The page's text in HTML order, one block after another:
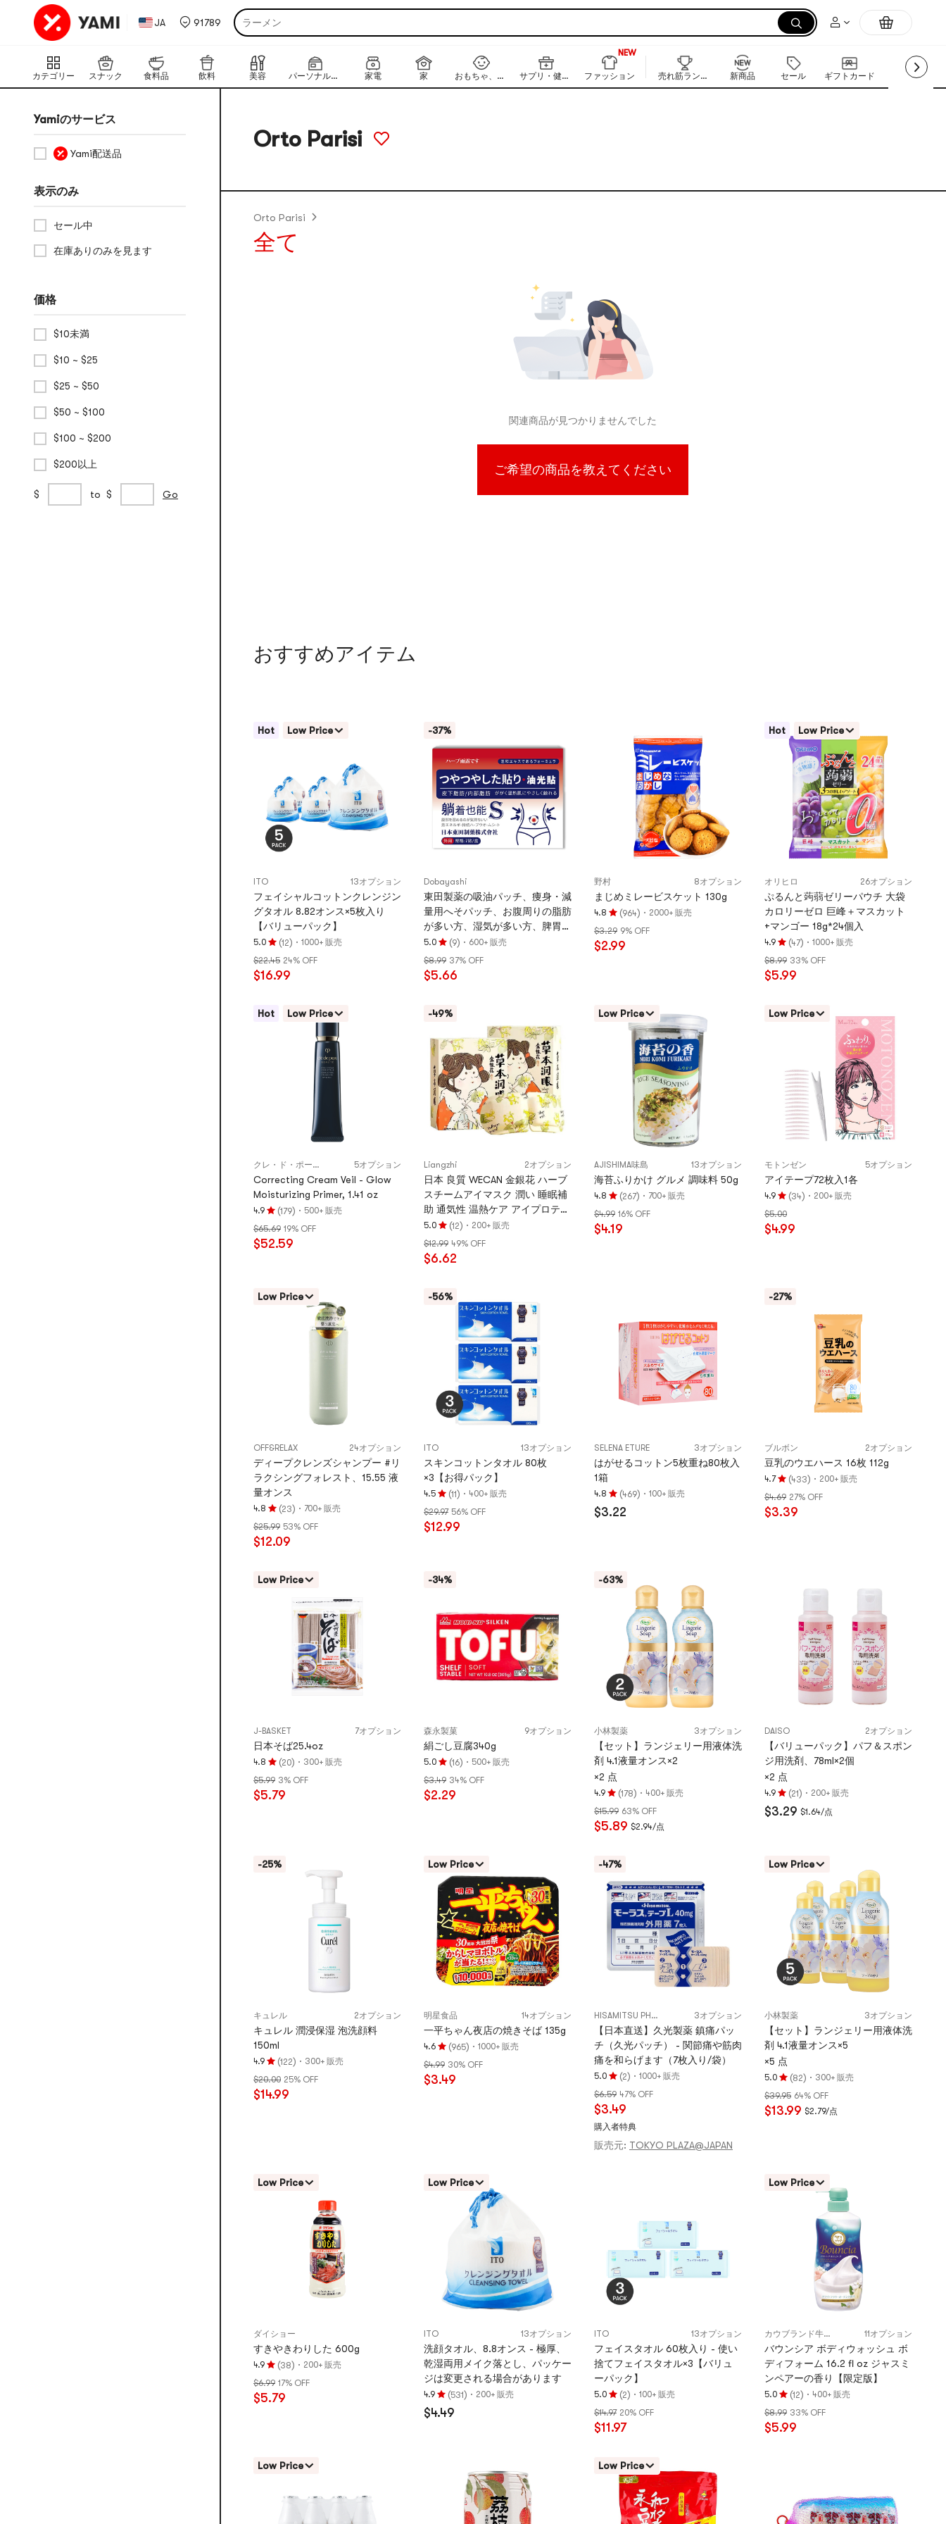
JA 91789
ラーメン
ポテトチップス
もち
福袋
うどん
カテゴリー スナック 食料品 飲料 美容 パーソナルケア 家電 家 おもちゃ、キッズ、ベビー サプリ・健康食品 ファッション
999+
売れ筋ランキング
新商品 セール ギフトカード 抹茶
Yamiのサービス
Yami配送品
表示のみ
セール中
在庫ありのみを見ます
価格
$10未満
$10 ~ $25
$25 ~ $50
$50 ~ $100
$100 ~ $200
$200以上
カ
$
price
to $
price
Go
Orto Parisi
Orto Parisi
全て
関連商品が見つかりませんでした
ご希望の商品を教えてください
おすすめアイテム
Hot Low Price
ITO 13オプション
フェイシャルコットンクレンジン
グタオル 8.82オンス×5枚入り
【バリューパック】
5.0
評
価
5.0
星、
(12) · 1000+ 販売
$22.45 24% OFF
$16.99
-37%
Dobayashi
東田製薬の吸油パッチ、痩身・減
量用へそパッチ、お腹周りの脂肪
が多い方、湿気が多い方、脾胃が
弱い方に最適【セレブ御用達】ハ
ーブ吸油パッチ 7枚入り/箱
5.0
評
価
5.0
星、
つ
星
(9) · 600+ 販売
$8.99 37% OFF
$5.66
野村 8オプション
まじめミレービスケット 130g
4.8
評
価
4.8
つ
(964) · 2000+ 販売
$3.29 9% OFF
$2.99
Hot Low Price
オリヒロ 26オプション
ぷるんと蒟蒻ゼリーパウチ 大袋
カロリーゼロ 巨峰＋マスカット
+マンゴー 18g*24個入
4.9
評
価
4.9
星、
(47) · 1000+ 販売
$8.99 33% OFF
$5.99
Hot Low Price
クレ・ド・ポー ボーテ 5オプション
Correcting Cream Veil - Glow
Moisturizing Primer, 1.41 oz
4.9
評
価
4.9
(179) · 500+ 販売
$65.69 19% OFF
$52.59
-49%
Liangzhi 2オプション
日本 良質 WECAN 金銀花 ハーブ
スチームアイマスク 潤い 睡眠補
助 通気性 温熱ケア アイプロテク
ション 疲労軽減 クマ改善 遅延暖
房パッチ 10枚入 ブランド委託中
国Wecan生産
5.0
評
価
5.0
星、
(12) · 200+ 販売
$12.99 49% OFF
$6.62
Low Price
AJISHIMA味島 13オプション
海苔ふりかけ グルメ 調味料 50g
4.8
評
価
4.8
(267) · 700+ 販売
$4.99 16% OFF
$4.19
Low Price
モトンゼン 5オプション
アイテープ72枚入1各
4.9
評
価
4.9
(34) · 200+ 販売
$5.00
$4.99
Low Price
OFF&RELAX 24オプション
ディープクレンズシャンプー #リ
ラクシングフォレスト、15.55 液
量オンス
4.8
評
価
4.8
星、
(23) · 700+ 販売
$25.99 53% OFF
$12.09
-56%
ITO 13オプション
スキンコットンタオル 80枚
×3【お得パック】
4.5
評
価
4.5
(11) · 400+ 販売
$29.97 56% OFF
$12.99
SELENA ETURE 3オプション
はがせるコットン5枚重ね80枚入
1箱
4.8
評
価
(469) · 100+ 販売
$3.22
-27%
ブルボン 2オプション
豆乳のウエハース 16枚 112g
4.7
評
価
4.7
(433) · 200+ 販売
$4.69 27% OFF
$3.39
Low Price
J-BASKET 7オプション
日本そば25.4oz
4.8
評
価
4.8
(20) · 300+ 販売
$5.99 3% OFF
$5.79
-34%
森永製菓 9オプション
絹ごし豆腐340g
5.0
評
価
5.0
星
(16) · 500+ 販売
$3.49 34% OFF
$2.29
-63%
小林製薬 3オプション
【セット】ランジェリー用液体洗
剤 4.1液量オンス×2
×2 点
4.9
評
価
4.9
星、
(178) · 400+ 販売
$15.99 63% OFF
$5.89 $2.94/点
DAISO 2オプション
【バリューパック】パフ＆スポン
ジ用洗剤、78ml×2個
×2 点
4.9
評
価
星、
(21) · 200+ 販売
$3.29 $1.64/点
-25%
キュレル 2オプション
キュレル 潤浸保湿 泡洗顔料
150ml
4.9
評
価
4.9
満
(122) · 300+ 販売
$20.00 25% OFF
$14.99
Low Price
明星食品 14オプション
一平ちゃん夜店の焼きそば 135g
4.6
評
価
4.6
点
(965) · 1000+ 販売
$4.99 30% OFF
$3.49
-47%
HISAMITSU PHARMACEUTICAL 3オプション
【日本直送】久光製薬 鎮痛パッ
チ（久光パッチ） - 関節痛や筋肉
痛を和らげます（7枚入り/袋）
5.0
評
価
5.0
つ
星、
(2) · 1000+ 販売
$6.59 47% OFF
$3.49
購入者特典
販売元: TOKYO PLAZA@JAPAN
Low Price
小林製薬 3オプション
【セット】ランジェリー用液体洗
剤 4.1液量オンス×5
×5 点
5.0
評
価
5.0
星
(82) · 300+ 販売
$39.95 64% OFF
$13.99 $2.79/点
Low Price
ダイショー
すきやきわりした 600g
4.9
評
価
4.9
つ
(38) · 200+ 販売
$6.99 17% OFF
$5.79
Low Price
ITO 13オプション
洗顔タオル、8.8オンス - 極厚、
乾湿両用メイク落とし、パッケー
ジは変更される場合があります
4.9
評
価
(531) · 200+ 販売
$4.49
ITO 13オプション
フェイスタオル 60枚入り - 使い
捨てフェイスタオル×3【バリュ
ーパック】
5.0
評
価
5.0
星、
(2) · 100+ 販売
$14.97 20% OFF
$11.97
Low Price
カウブランド牛乳石鹸 11オプション
バウンシア ボディウォッシュ ボ
ディフォーム 16.2 fl oz ジャスミ
ンペアーの香り【限定版】
5.0
評
価
5.0
(12) · 400+ 販売
$8.99 33% OFF
$5.99
Low Price Low Price